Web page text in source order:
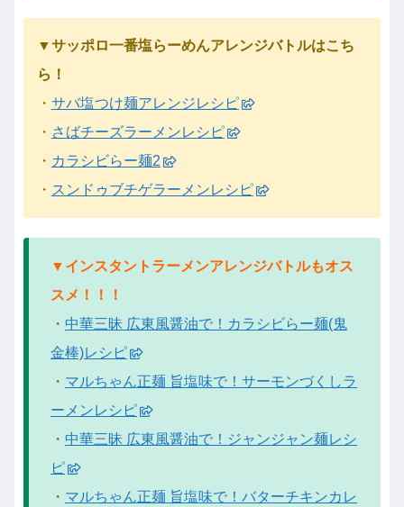
▼サッポロ一番塩らーめんアレンジバトルはこち
ら！
・ サバ塩つけ麺アレンジレシピ
・ さばチーズラーメンレシピ
・ カラシビらー麺2
・ スンドゥブチゲラーメンレシピ
▼インスタントラーメンアレンジバトルもオス
スメ！！！
・ 中華三昧 広東風醤油で！カラシビらー麺(鬼
金棒)レシピ
・ マルちゃん正麺 旨塩味で！サーモンづくしラ
ーメンレシピ
・ 中華三昧 広東風醤油で！ジャンジャン麺レシ
ピ
・ マルちゃん正麺 旨塩味で！バターチキンカレ